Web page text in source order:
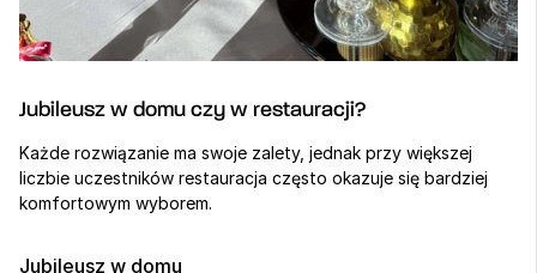
Jubileusz w domu czy w restauracji?
Każde rozwiązanie ma swoje zalety, jednak przy większej
liczbie uczestników restauracja często okazuje się bardziej
komfortowym wyborem.
Jubileusz w domu